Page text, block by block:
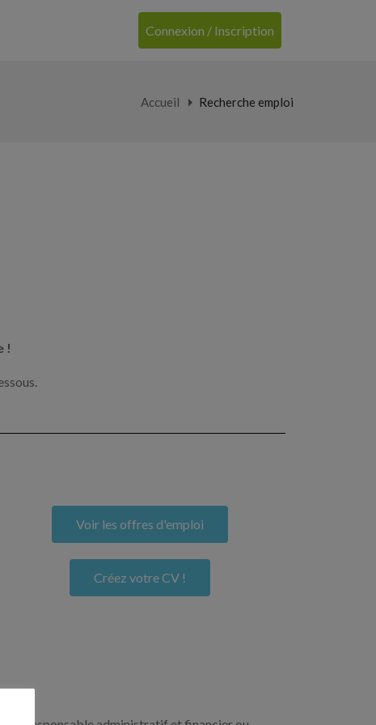
Connexion / Inscription
Accueil Recherche emploi
!
Voir les offres d'emploi
Créez votre CV !